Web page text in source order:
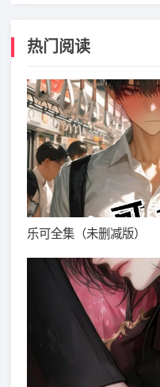
热门阅读
乐可全集（未删减版）